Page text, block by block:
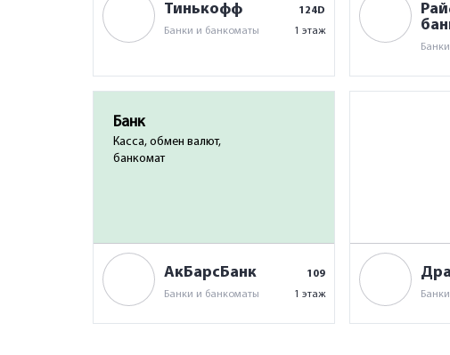
Тинькофф
124D
Банки и банкоматы
1 этаж
Банк
Касса, обмен валют,
банкомат
АкБарсБанк
109
Банки и банкоматы
1 этаж